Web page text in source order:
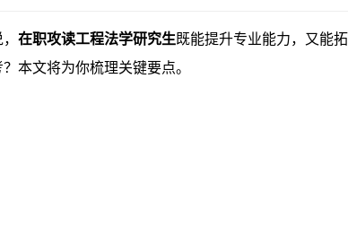
在职攻读工程法学研究生既能提升专业能力，又能拓
本文将为你梳理关键要点。